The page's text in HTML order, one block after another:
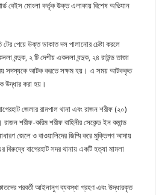
বেইস মোংলা কর্তৃক উক্ত এলাকায় বিশেষ অভিযান
টের পেয়ে উক্ত ডাকাত দল পালানোর চেষ্টা করলে
বন্দুক, ২ টি দেশীয় একনলা বন্দুক, ২৪ রাউন্ড তাজা
সদস্যকে আটক করতে সক্ষম হয়। এ সময় আটককৃত
উদ্ধার করা হয়।
জেলার রামপাল থানা এবং রাজন শরীফ (২০)
রাজন শরীফ-করিম শরীফ বাহিনীর সেকেন্ড ইন কমান্ড
জেলে ও বাওয়ালিদের জিম্মি করে মুক্তিপণ আদায়
বাগেরহাট সদর থানায় একটি হত্যা মামলা
পরবর্তী আইনানুগ ব্যবস্থা গ্রহণ এবং উদ্ধারকৃত